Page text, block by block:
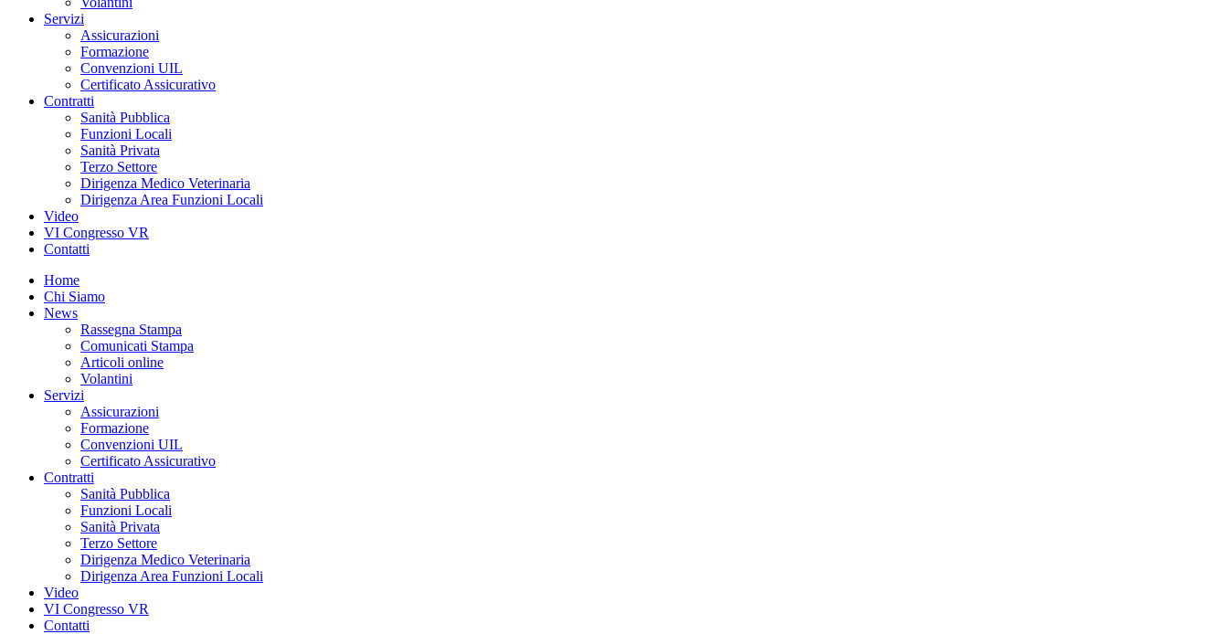
Servizi
Assicurazioni
Formazione
Convenzioni UIL
Certificato Assicurativo
Contratti
Sanità Pubblica
Funzioni Locali
Sanità Privata
Terzo Settore
Dirigenza Medico Veterinaria
Dirigenza Area Funzioni Locali
Video
VI Congresso VR
Contatti
Home
Chi Siamo
News
Rassegna Stampa
Comunicati Stampa
Articoli online
Volantini
Servizi
Assicurazioni
Formazione
Convenzioni UIL
Certificato Assicurativo
Contratti
Sanità Pubblica
Funzioni Locali
Sanità Privata
Terzo Settore
Dirigenza Medico Veterinaria
Dirigenza Area Funzioni Locali
Video
VI Congresso VR
Contatti